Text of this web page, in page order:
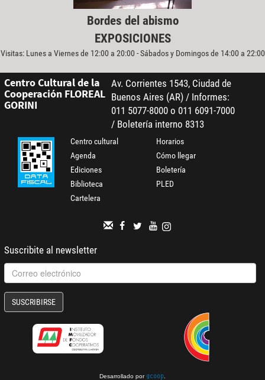
Bordes del abismo
EXPOSICIONES
Visitas: Lunes a Viernes de 12:00 a 20:00 - Sábados y Domingos de 14:00 a 22:00
Centro Cultural de la
Cooperación FLOREAL
GORINI
Av. Corrientes 1543, Ciudad de
Buenos Aires (AR) / Informes:
011 5077-8000 o 011 6091-7000
/ Boletería interno 8313
Centro cultural
Agenda
Ediciones
Biblioteca
Cartelera
Horarios
Cómo llegar
Boletería
PLED
Suscribite al newsletter
SUSCRIBIRSE
Desarrollado por gcoop